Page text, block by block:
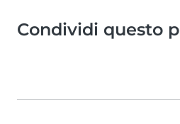
Condividi questo